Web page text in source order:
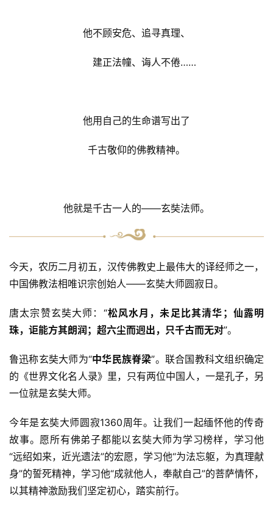
他不顾安危、追寻真理、
建正法幢、诲人不倦……
他用自己的生命谱写出了
千古敬仰的佛教精神。
他就是千古一人的——玄奘法师。
今天，农历二月初五，汉传佛教史上最伟大的译经师之一，
中国佛教法相唯识宗创始人——玄奘大师圆寂日。
唐太宗赞玄奘大师：“松风水月，未足比其清华；仙露明
珠，讵能方其朗润；超六尘而迥出，只千古而无对”。
鲁迅称玄奘大师为“中华民族脊梁”。联合国教科文组织确定
的《世界文化名人录》里，只有两位中国人，一是孔子，另
一位就是玄奘大师。
今年是玄奘大师圆寂1360周年。让我们一起缅怀他的传奇
故事。愿所有佛弟子都能以玄奘大师为学习榜样，学习他
“远绍如来，近光遗法”的宏愿，学习他“为法忘躯，为真理献
身”的誓死精神，学习他“成就他人，奉献自己”的菩萨情怀，
以其精神激励我们坚定初心，踏实前行。